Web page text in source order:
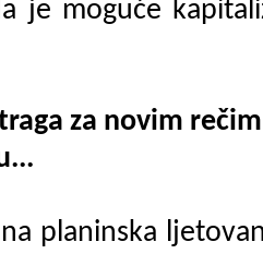
je moguće
za novim
planinska